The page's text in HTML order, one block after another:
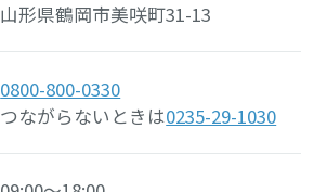
山形県鶴岡市美咲町31-13
0800-800-0330
つながらないときは0235-29-1030